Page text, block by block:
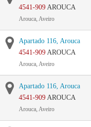
4541-909 AROUCA
Arouca, Aveiro
Apartado 116, Arouca
4541-909 AROUCA
Arouca, Aveiro
Apartado 116, Arouca
4541-909 AROUCA
Arouca, Aveiro